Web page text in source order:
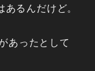
るんだけど。
あったとして